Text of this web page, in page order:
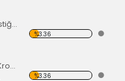
Plaka Lambası Alt Lastiği 67-79 EA
%3.36
Sol Yan Dikiz Aynası Krom 68-79
%3.36